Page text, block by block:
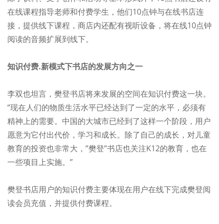
在线课程指导老师和付费学生，他们10点钟与在线书店连
接，提供线下课程，商店内还配有视听设备，将在线10点钟
阅读的音频扩展到线下。
知识付费.新模式下书店的发展方向之一
李双也坦言，樊登书店将来发展的空间在知识付费这一块。
“现在人们的物质生活水平已经达到了一定的水平，必须有
精神上的需要。中国的大城市已经到了这样一个阶段，用户
愿意为它付出代价，学习和成长。除了自己的成长，对儿童
教育的投资也非常大，”樊登”书店也关注K12的教育，也在
一些项目上实施。”
樊登书店用户的知识付费主要体现在用户在线下完成樊登阅
读会员充值，并提供付费课程。